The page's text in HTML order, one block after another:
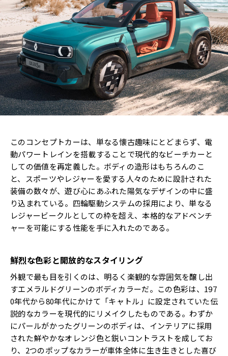
このコンセプトカーは、単なる懐古趣味にとどまらず、電
動パワートレインを搭載することで現代的なビーチカーと
しての価値を再定義した。ボディの造形はもちろんのこ
と、スポーツやレジャーを愛する人々のために設計された
装備の数々が、遊び心にあふれた陽気なデザインの中に盛
り込まれている。四輪駆動システムの採用により、単なる
レジャービークルとしての枠を超え、本格的なアドベンチ
ャーを可能にする性能を手に入れたのである。
鮮烈な色彩と開放的なスタイリング
外観で最も目を引くのは、明るく楽観的な雰囲気を醸し出
すエメラルドグリーンのボディカラーだ。この色彩は、197
0年代から80年代にかけて「キャトル」に設定されていた伝
説的なカラーを現代的にリメイクしたものである。わずか
にパールがかったグリーンのボディは、インテリアに採用
された鮮やかなオレンジ色と鋭いコントラストを成してお
り、2つのポップなカラーが車体全体に生き生きとした喜び